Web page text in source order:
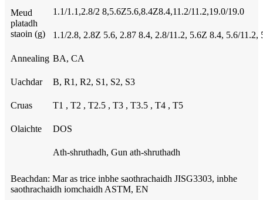
Meud
platadh
staoin (g)
1.1/1.1,2.8/2 8,5.6Z5.6,8.4Z8.4,11.2/11.2,19.0/19.0
1.1/2.8, 2.8Z 5.6, 2.87 8.4, 2.8/11.2, 5.6Z 8.4, 5.6/11.2,
Annealing BA, CA
Uachdar B, R1, R2, S1, S2, S3
Cruas T1 , T2 , T2.5 , T3 , T3.5 , T4 , T5
Olaichte DOS
Ath-shruthadh, Gun ath-shruthadh
Beachdan: Mar as trice inbhe saothrachaidh JISG3303, inbhe
saothrachaidh iomchaidh ASTM, EN